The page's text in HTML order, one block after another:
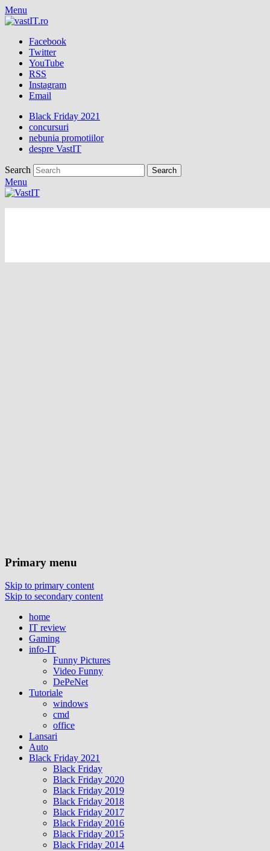
Menu
Facebook
Twitter
YouTube
RSS
Instagram
Email
Black Friday 2021
concursuri
nebunia promotiilor
despre VastIT
Search
Menu
Primary menu
Skip to primary content
Skip to secondary content
home
IT review
Gaming
info-IT
Funny Pictures
Video Funny
DePeNet
Tutoriale
windows
cmd
office
Lansari
Auto
Black Friday 2021
Black Friday
Black Friday 2020
Black Friday 2019
Black Friday 2018
Black Friday 2017
Black Friday 2016
Black Friday 2015
Black Friday 2014